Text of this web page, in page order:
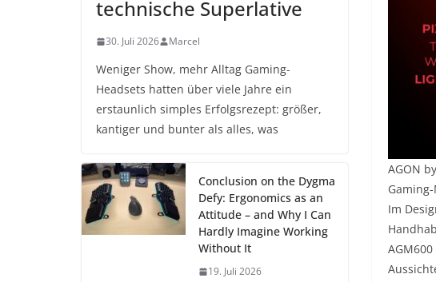
AGON
Im
technische Superlative
30. Juli 2026 Marcel
Weniger Show, mehr Alltag Gaming-
Headsets hatten über viele Jahre ein
erstaunlich simples Erfolgsrezept: größer,
kantiger und bunter als alles, was
Conclusion on the Dygma
Defy: Ergonomics as an
Attitude – and Why I Can
Hardly Imagine Working
Without It
19. Juli 2026